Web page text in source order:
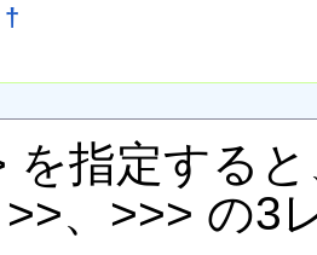
†
を指定する
、>>> の3